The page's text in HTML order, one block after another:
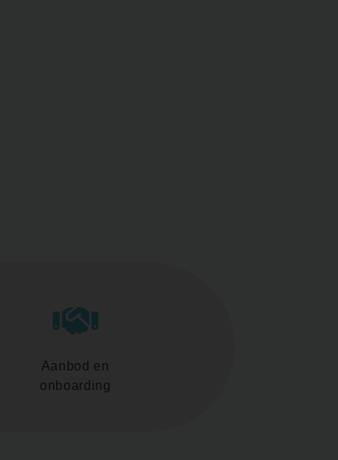
Aanbod en
onboarding